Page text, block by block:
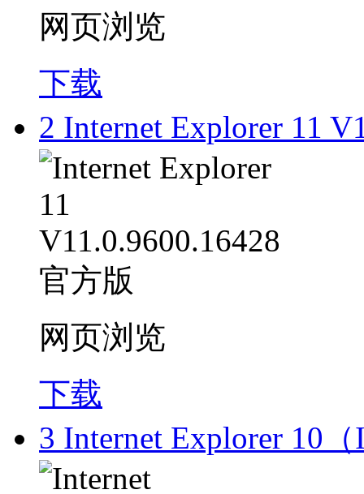
网页浏览
下载
2 Internet Explorer 11
网页浏览
下载
3 Internet Explorer 10